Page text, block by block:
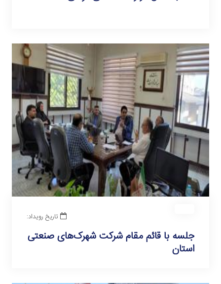
تاریخ رویداد:
جلسه با قائم مقام شرکت شهرک‌های صنعتی
استان